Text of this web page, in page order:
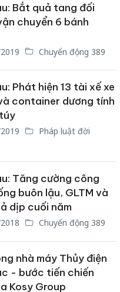
Bắt quả tang đối
chuyển 6 bánh
Chuyển động 389
Phát hiện 13 tài xế xe
container dương tính
Pháp luật đời
Tăng cường công
buôn lậu, GLTM và
dịp cuối năm
Chuyển động 389
nhà máy Thủy điện
- bước tiến chiến
Kosy Group